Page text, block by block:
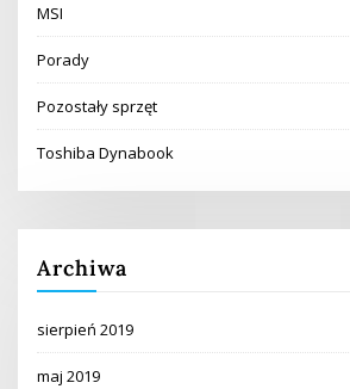
MSI
Porady
Pozostały sprzęt
Toshiba Dynabook
Archiwa
sierpień 2019
maj 2019